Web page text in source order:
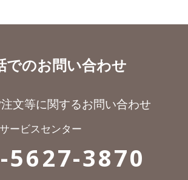
でのお問い合わせ
文等に関するお問い合わせ
ービスセンター
5627-3870